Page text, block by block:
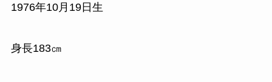
1976年10月 19日生
身長183㎝